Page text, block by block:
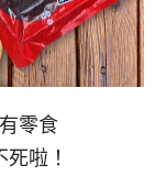
零食
啦！